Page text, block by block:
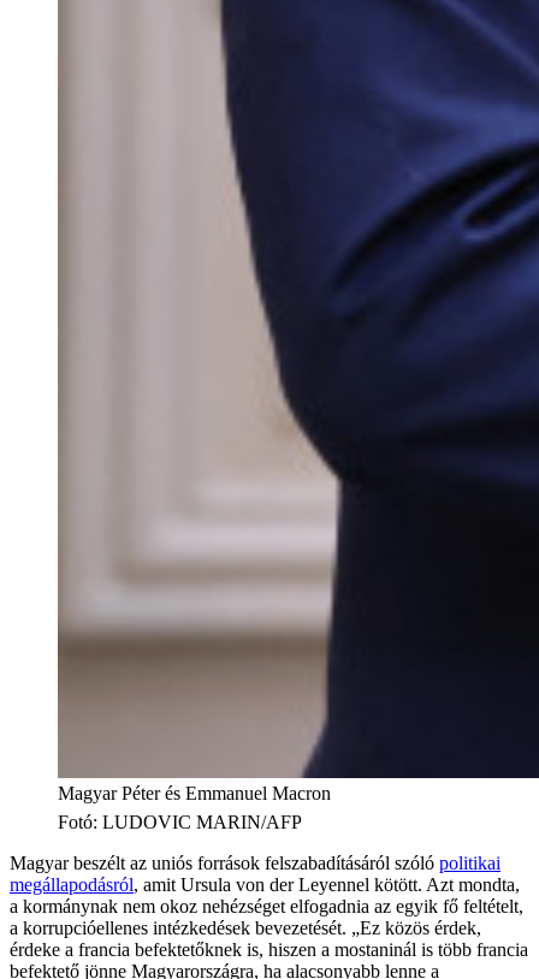
Magyar Péter és Emmanuel Macron
Fotó: LUDOVIC MARIN/AFP
Magyar beszélt az uniós források felszabadításáról szóló politikai
megállapodásról, amit Ursula von der Leyennel kötött. Azt mondta,
a kormánynak nem okoz nehézséget elfogadnia az egyik fő feltételt,
a korrupcióellenes intézkedések bevezetését. „Ez közös érdek,
érdeke a francia befektetőknek is, hiszen a mostaninál is több francia
befektető jönne Magyarországra, ha alacsonyabb lenne a